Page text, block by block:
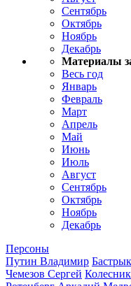
Сентябрь
Октябрь
Ноябрь
Декабрь
Материалы
Весь год
Январь
Февраль
Март
Апрель
Май
Июнь
Июль
Август
Сентябрь
Октябрь
Ноябрь
Декабрь
Персоны
Путин Владимир
Чемезов Сергей